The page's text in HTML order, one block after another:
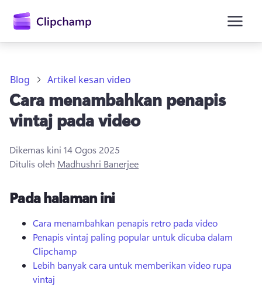
utama
Cuba secara percuma
Blog Artikel kesan video
Cara menambahkan penapis
vintaj pada video
Dikemas kini 14 Ogos 2025
Ditulis oleh Madhushri Banerjee
Pada halaman ini
Cara menambahkan penapis retro pada video
Penapis vintaj paling popular untuk dicuba dalam
Clipchamp
Lebih banyak cara untuk memberikan video rupa
vintaj